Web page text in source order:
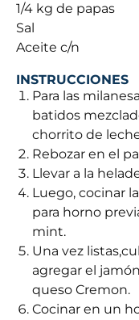
1/4 kg de papas
Sal
Aceite c/n
INSTRUCCIONES
Para las
batidos
chorrito de
Rebozar en el
Llevar a la
Luego, cocinar
para horno
mint.
Una vez
agregar el
queso Cremon.
Cocinar en un